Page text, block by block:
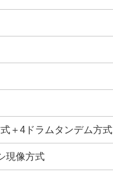
＋4ドラムタンデム方式
現像方式